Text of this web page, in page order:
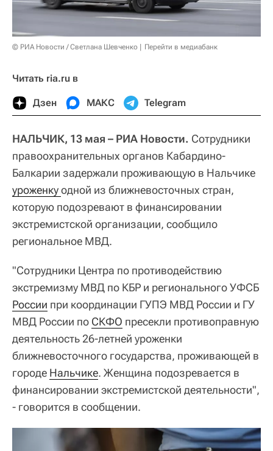
© РИА Новости / Светлана Шевченко Перейти в медиабанк
Читать ria.ru в
Дзен МАКС Telegram
НАЛЬЧИК, 13 мая – РИА Новости. Сотрудники
правоохранительных органов Кабардино-
Балкарии задержали проживающую в Нальчике
уроженку одной из ближневосточных стран,
которую подозревают в финансировании
экстремистской организации, сообщило
региональное МВД.
"Сотрудники Центра по противодействию
экстремизму МВД по КБР и регионального УФСБ
России при координации ГУПЭ МВД России и ГУ
МВД России по СКФО пресекли противоправную
деятельность 26-летней уроженки
ближневосточного государства, проживающей в
городе Нальчике. Женщина подозревается в
финансировании экстремистской деятельности",
- говорится в сообщении.